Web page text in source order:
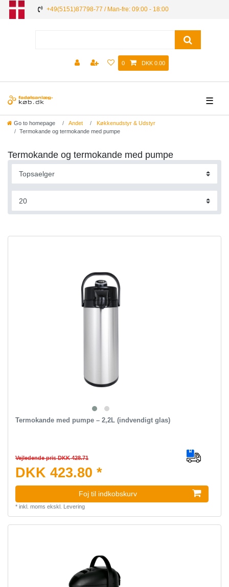
+49(5151)87798-77 / Man-fre: 09:00 - 18:00
0 DKK 0.00
☰
Go to homepage Andet
Køkkenudstyr & Udstyr
Termokande og termokande med pumpe
Termokande og termokande med pumpe
Termokande med pumpe – 2,2L (indvendigt glas)
Vejledende pris DKK 428.71
DKK 423.80 *
Foj til indkobskurv
* inkl. moms ekskl. Levering